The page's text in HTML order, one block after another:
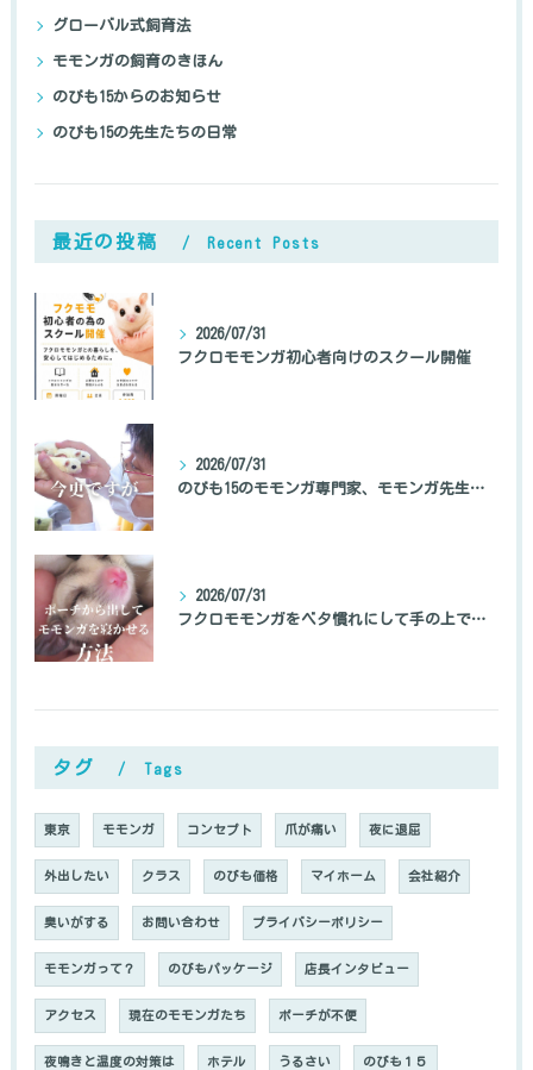
グローバル式飼育法
モモンガの飼育のきほん
のびも15からのお知らせ
のびも15の先生たちの日常
最近の投稿 Recent Posts
2026/07/31
フクロモモンガ初心者向けのスクール開催
2026/07/31
のびも15のモモンガ専門家、モモンガ先生の自己紹介
2026/07/31
フクロモモンガをベタ慣れにして手の上で寝かせる方法
タグ Tags
東京 モモンガ コンセプト 爪が痛い 夜に退屈
外出したい クラス のびも価格 マイホーム 会社紹介
臭いがする お問い合わせ プライバシーポリシー
モモンガって？ のびもパッケージ 店長インタビュー
アクセス 現在のモモンガたち ポーチが不便
夜鳴きと温度の対策は ホテル うるさい のびも１５